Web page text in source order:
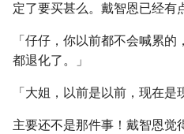
定了要买甚么。戴智恩已经有
「仔仔，你以前都不会喊累
都退化了。」
「大姐，以前是以前，现在是
主要还不是那件事！戴智恩觉